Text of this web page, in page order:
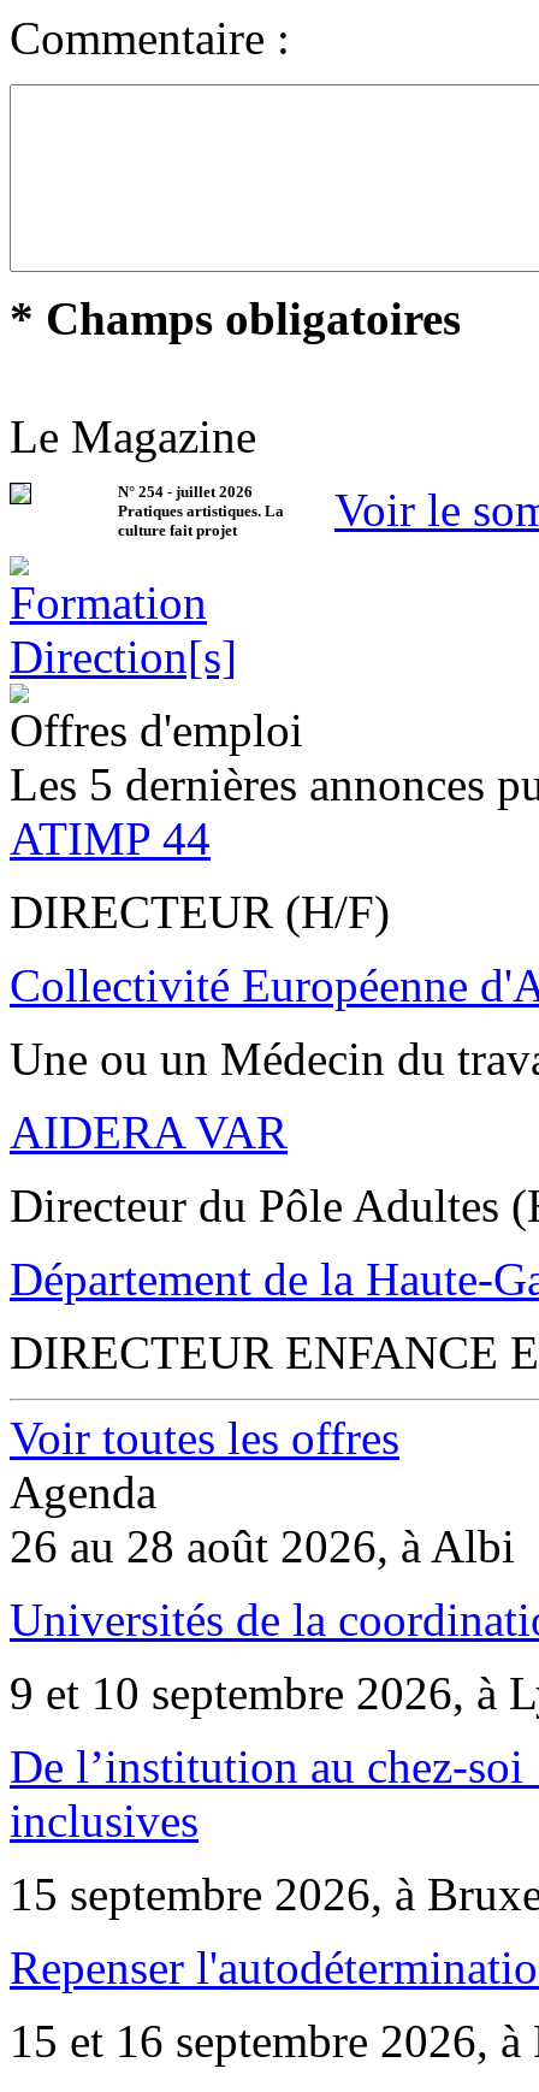
Commentaire :
* Champs obligatoires
Le Magazine
N° 254 - juillet 2026
Pratiques artistiques. La
culture fait projet
Voir le
Offres d'emploi
Les 5 dernières annonces
ATIMP 44
DIRECTEUR (H/F)
Collectivité Européenne
Une ou un Médecin du
AIDERA VAR
Directeur du Pôle Adultes
Département de la Haute-
DIRECTEUR ENFANCE
Voir toutes les offres
Agenda
26 au 28 août 2026, à Albi
Universités de la
9 et 10 septembre 2026, à
De l’institution au chez-
inclusives
15 septembre 2026, à
Repenser
15 et 16 septembre 2026, à